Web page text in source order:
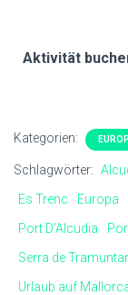
Aktivität
Kategorien:
Schlagwörter:
Es Trenc
Europa
Port D'Alcudia
Serra de
Urlaub auf